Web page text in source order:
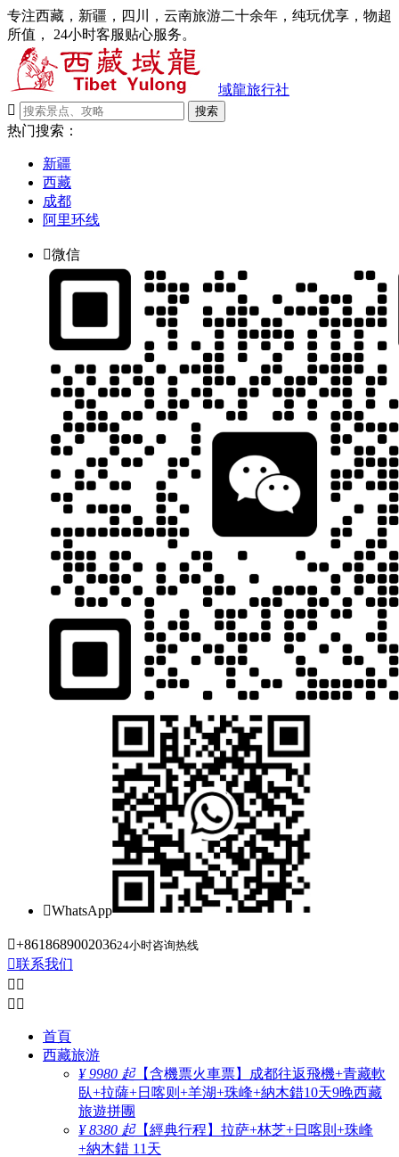
专注西藏，新疆，四川，云南旅游二十余年，纯玩优享，物超
所值， 24小时客服贴心服务。
域龍旅行社

搜索
热门搜索：
新疆
西藏
成都
阿里环线
微信
WhatsApp
+861868900203624小时咨询热线
联系我们
 
 
首頁
西藏旅游
¥ 9980 起【含機票火車票】成都往返飛機+青藏軟
臥+拉薩+日喀则+羊湖+珠峰+納木錯10天9晚西藏
旅遊拼團
¥ 8380 起【經典行程】拉萨+林芝+日喀則+珠峰
+納木錯 11天